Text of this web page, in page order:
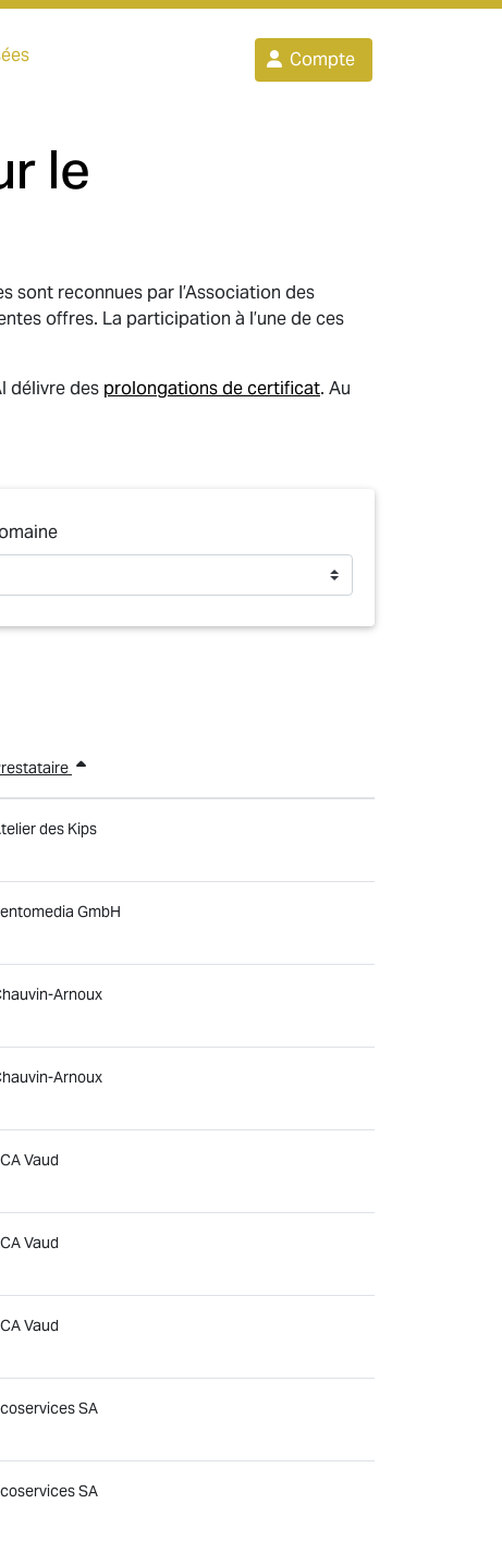
Compte
le
sont reconnues par l’Association des
offres. La participation à l’une de ces
délivre des prolongations de certificat. Au
des Kips
GmbH
Arnoux
Arnoux
Vaud
Vaud
Vaud
SA
SA